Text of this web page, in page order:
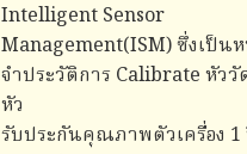
Intelligent Sensor
Management(ISM) ซึ่งเป็น
จำประวัติการ Calibrate หัว
หัว
รับประกันคุณภาพตัวเครื่อง 1